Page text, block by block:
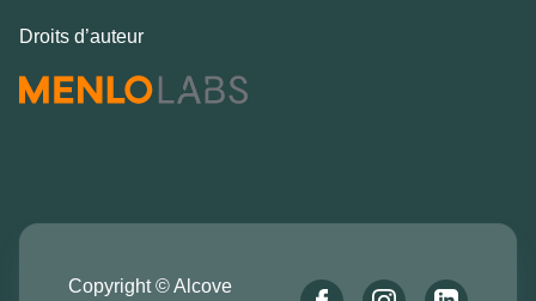
Droits d’auteur
Copyright © Alcove